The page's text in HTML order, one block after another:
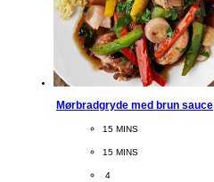
Mørbradgryde med brun sauce
CookingTime
15 MINS
PreparationTime
15 MINS
Servings
4